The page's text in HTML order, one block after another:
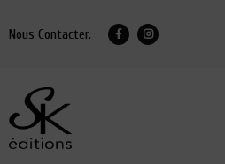
Nous Contacter.